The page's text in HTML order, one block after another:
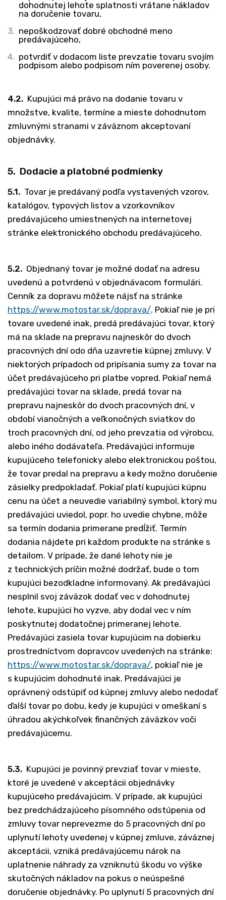
dohodnutej lehote splatnosti vrátane nákladov
na doručenie tovaru,
nepoškodzovať dobré obchodné meno
predávajúceho,
potvrdiť v dodacom liste prevzatie tovaru svojím
podpisom alebo podpisom ním poverenej osoby.
4.2. Kupujúci má právo na dodanie tovaru v
množstve, kvalite, termíne a mieste dohodnutom
zmluvnými stranami v záväznom akceptovaní
objednávky.
5. Dodacie a platobné podmienky
5.1. Tovar je predávaný podľa vystavených vzorov,
katalógov, typových listov a vzorkovníkov
predávajúceho umiestnených na internetovej
stránke elektronického obchodu predávajúceho.
5.2. Objednaný tovar je možné dodať na adresu
uvedenú a potvrdenú v objednávacom formulári.
Cenník za dopravu môžete nájsť na stránke
https://www.motostar.sk/doprava/. Pokiaľ nie je pri
tovare uvedené inak, predá predávajúci tovar, ktorý
má na sklade na prepravu najneskôr do dvoch
pracovných dní odo dňa uzavretie kúpnej zmluvy. V
niektorých prípadoch od pripísania sumy za tovar na
účet predávajúceho pri platbe vopred. Pokiaľ nemá
predávajúci tovar na sklade, predá tovar na
prepravu najneskôr do dvoch pracovných dní, v
období vianočných a veľkonočných sviatkov do
troch pracovných dní, od jeho prevzatia od výrobcu,
alebo iného dodávateľa. Predávajúci informuje
kupujúceho telefonicky alebo elektronickou poštou,
že tovar predal na prepravu a kedy možno doručenie
zásielky predpokladať. Pokiaľ platí kupujúci kúpnu
cenu na účet a neuvedie variabilný symbol, ktorý mu
predávajúci uviedol, popr. ho uvedie chybne, môže
sa termín dodania primerane predĺžiť. Termín
dodania nájdete pri každom produkte na stránke s
detailom. V prípade, že dané lehoty nie je
z technických príčin možné dodržať, bude o tom
kupujúci bezodkladne informovaný. Ak predávajúci
nesplnil svoj záväzok dodať vec v dohodnutej
lehote, kupujúci ho vyzve, aby dodal vec v ním
poskytnutej dodatočnej primeranej lehote.
Predávajúci zasiela tovar kupujúcim na dobierku
prostredníctvom dopravcov uvedených na stránke:
https://www.motostar.sk/doprava/, pokiaľ nie je
s kupujúcim dohodnuté inak. Predávajúci je
oprávnený odstúpiť od kúpnej zmluvy alebo nedodať
ďalší tovar po dobu, kedy je kupujúci v omeškaní s
úhradou akýchkoľvek finančných záväzkov voči
predávajúcemu.
5.3. Kupujúci je povinný prevziať tovar v mieste,
ktoré je uvedené v akceptácii objednávky
kupujúceho predávajúcim. V prípade, ak kupujúci
bez predchádzajúceho písomného odstúpenia od
zmluvy tovar neprevezme do 5 pracovných dní po
uplynutí lehoty uvedenej v kúpnej zmluve, záväznej
akceptácii, vzniká predávajúcemu nárok na
uplatnenie náhrady za vzniknutú škodu vo výške
skutočných nákladov na pokus o neúspešné
doručenie objednávky. Po uplynutí 5 pracovných dní